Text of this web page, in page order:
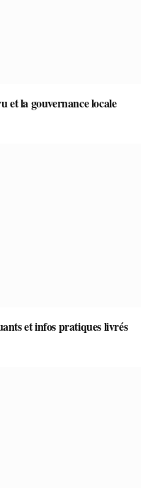
et la gouvernance locale
et infos pratiques livrés